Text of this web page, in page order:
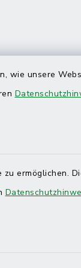
wie unsere
ermöglichen.